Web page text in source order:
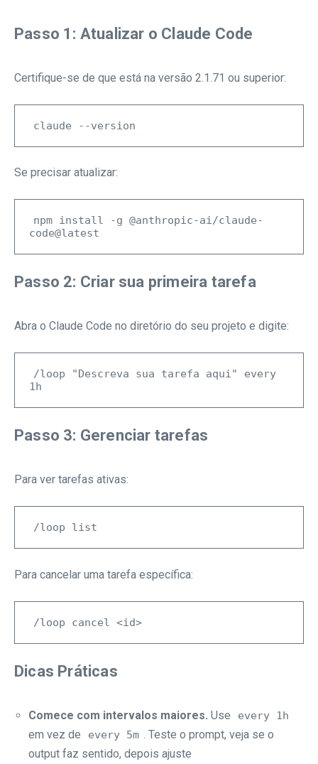
Passo 1: Atualizar o Claude Code
Certifique-se de que está na versão 2.1.71 ou superior:
Se precisar atualizar:
npm install -g @anthropic-ai/claude-
Passo 2: Criar sua primeira tarefa
Abra o Claude Code no diretório do seu projeto e digite:
/loop "Descreva sua tarefa aqui" every
Passo 3: Gerenciar tarefas
Para ver tarefas ativas:
Para cancelar uma tarefa específica:
Dicas Práticas
Comece com intervalos maiores. Use every 1h
em vez de every 5m . Teste o prompt, veja se o
output faz sentido, depois ajuste